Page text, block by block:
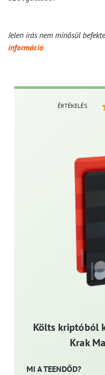
Jelen írás nem minősül
információ
Költs kriptóból
Krak
MI A TEENDŐD?
ÉRTÉKELÉS